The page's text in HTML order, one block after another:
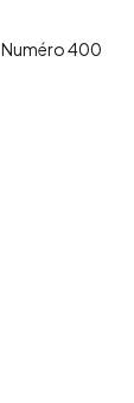
Numéro 400